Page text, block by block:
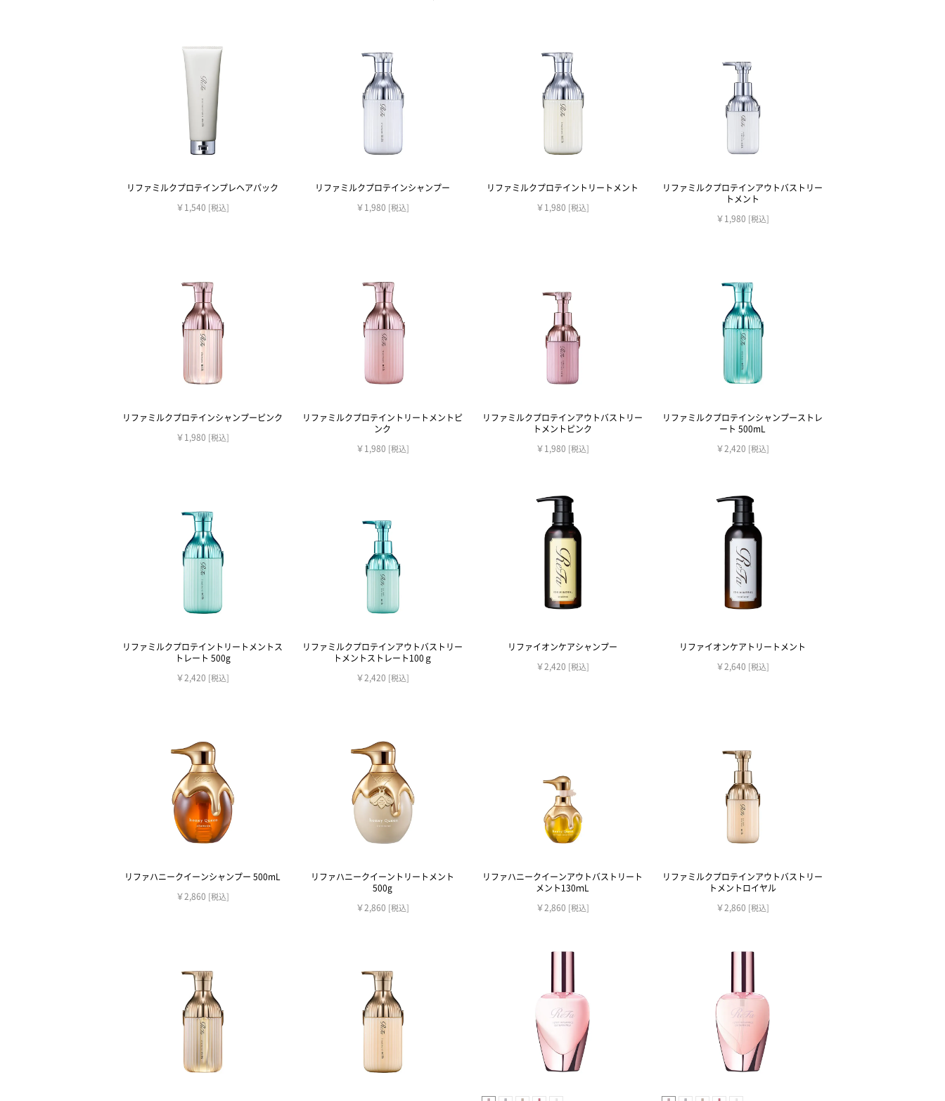
リファミルクプロテインプレヘアパック
￥1,540 [税込]
リファミルクプロテインシャンプー
￥1,980 [税込]
リファミルクプロテイントリートメント
￥1,980 [税込]
リファミルクプロテインアウトバストリー
トメント
￥1,980 [税込]
リファミルクプロテインシャンプーピンク
￥1,980 [税込]
リファミルクプロテイントリートメントピ
ンク
￥1,980 [税込]
リファミルクプロテインアウトバストリー
トメントピンク
￥1,980 [税込]
リファミルクプロテインシャンプーストレ
ート 500mL
￥2,420 [税込]
リファミルクプロテイントリートメントス
トレート 500g
￥2,420 [税込]
リファミルクプロテインアウトバストリー
トメントストレート100ｇ
￥2,420 [税込]
リファイオンケアシャンプー
￥2,420 [税込]
リファイオンケアトリートメント
￥2,640 [税込]
リファハニークイーンシャンプー 500mL
￥2,860 [税込]
リファハニークイーントリートメント
500g
￥2,860 [税込]
リファハニークイーンアウトバストリート
メント130ｍL
￥2,860 [税込]
リファミルクプロテインアウトバストリー
トメントロイヤル
￥2,860 [税込]